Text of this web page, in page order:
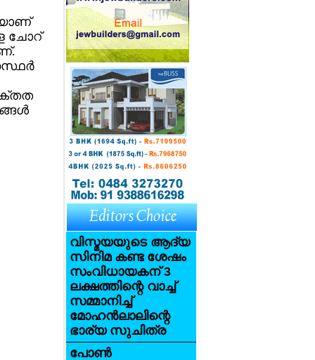
ചോറ്
വിസ്മയയുടെ ആദ്യ
സിനിമ കണ്ട ശേഷം
സംവിധായകന് 3
ലക്ഷത്തിന്റെ വാച്ച്
സമ്മാനിച്ച്
മോഹന്‍ലാലിന്റെ
ഭാര്യ സുചിത്ര
പോണ്‍